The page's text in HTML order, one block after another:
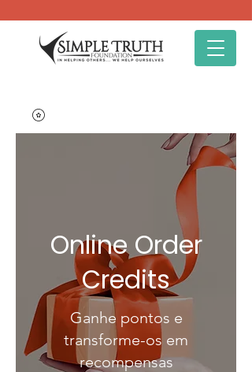
Online Order
Credits
Ganhe pontos e
transforme-os em
recompensas